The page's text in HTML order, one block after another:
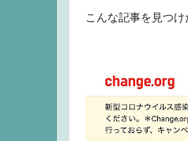
こんな記事を見つけ